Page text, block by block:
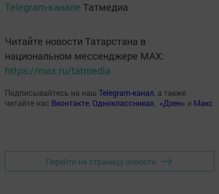
Telegram-канале Татмедиа
Читайте новости Татарстана в
национальном мессенджере MАХ:
https://max.ru/tatmedia
Подписывайтесь на наш Telegram-канал, а также
читайте нас Вконтакте, Одноклассниках, «Дзен» и Макс
Перейти на страницу новости